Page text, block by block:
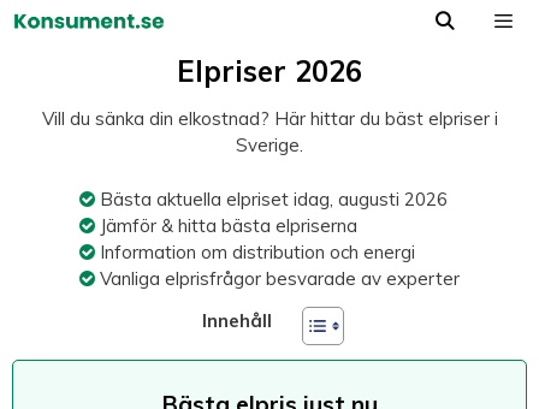
Hoppa
Elpriser 2026
Vill du sänka din elkostnad? Här hittar du bäst elpriser i
Sverige.
Bästa aktuella elpriset idag, augusti 2026
Jämför & hitta bästa elpriserna
Information om distribution och energi
Vanliga elprisfrågor besvarade av experter
Innehåll